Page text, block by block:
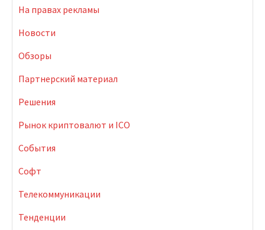
На правах рекламы
Новости
Обзоры
Партнерский материал
Решения
Рынок криптовалют и ICO
События
Софт
Телекоммуникации
Тенденции